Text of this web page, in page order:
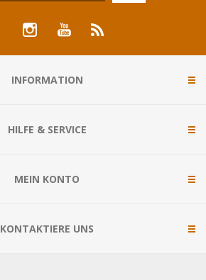
INFORMATION
HILFE & SERVICE
MEIN KONTO
KONTAKTIERE UNS